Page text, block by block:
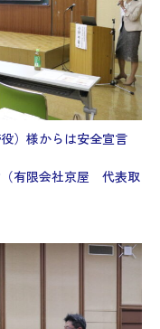
）様からは安全宣言
有限会社京屋 代表取